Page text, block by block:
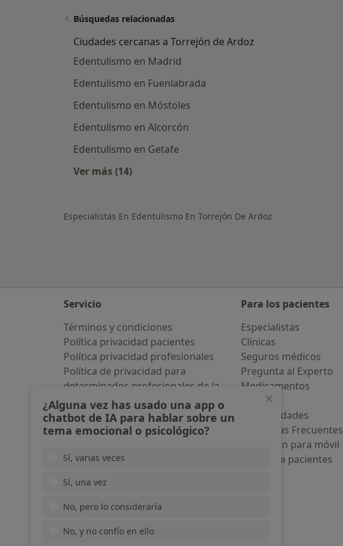
Búsquedas relacionadas
Ciudades cercanas a Torrejón de Ardoz
Edentulismo en Madrid
Edentulismo en Fuenlabrada
Edentulismo en Móstoles
Edentulismo en Alcorcón
Edentulismo en Getafe
Ver más (14)
Especialistas En Edentulismo En Torrejón De Ardoz
Servicio
Términos y condiciones
Política privacidad pacientes
Política privacidad profesionales
Política de privacidad para
determinados profesionales de la
salud
Política de cookies
Así organizamos los resultados
Quiénes somos
Partners
Prensa
Para los pacientes
Especialistas
Clínicas
Seguros médicos
Pregunta al Experto
Medicamentos
Servicios
Enfermedades
Preguntas Frecuentes
Aplicación para móvil
Blog para pacientes
¿Alguna vez has usado una app o
chatbot de IA para hablar sobre un
tema emocional o psicológico?
Sí, varias veces
Sí, una vez
No, pero lo consideraría
No, y no confío en ello